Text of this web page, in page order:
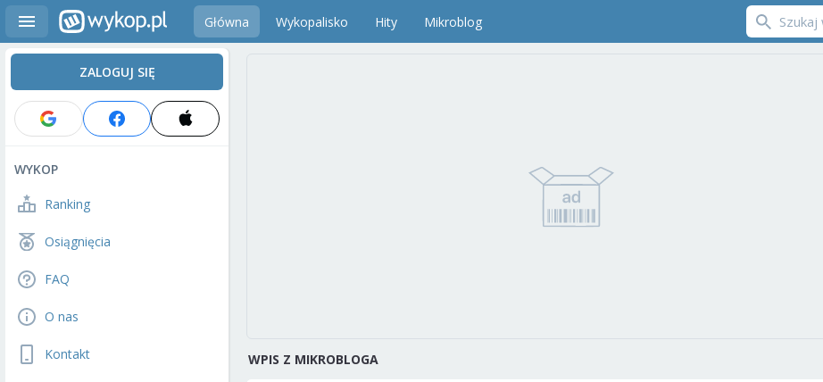
Główna Wykopalisko Hity Mikroblog
ZALOGUJ SIĘ
WYKOP
Ranking
Osiągnięcia
FAQ
O nas
Kontakt WPIS Z MIKROBLOGA